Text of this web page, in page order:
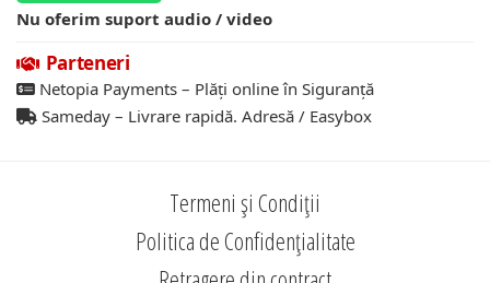
Nu oferim suport audio / video
Parteneri
Netopia Payments – Plăți online în Siguranță
Sameday – Livrare rapidă. Adresă / Easybox
Termeni și Condiții
Politica de Confidențialitate